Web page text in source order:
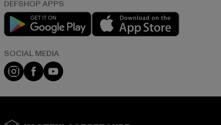
Play market
Instagram
FacebookYouTube